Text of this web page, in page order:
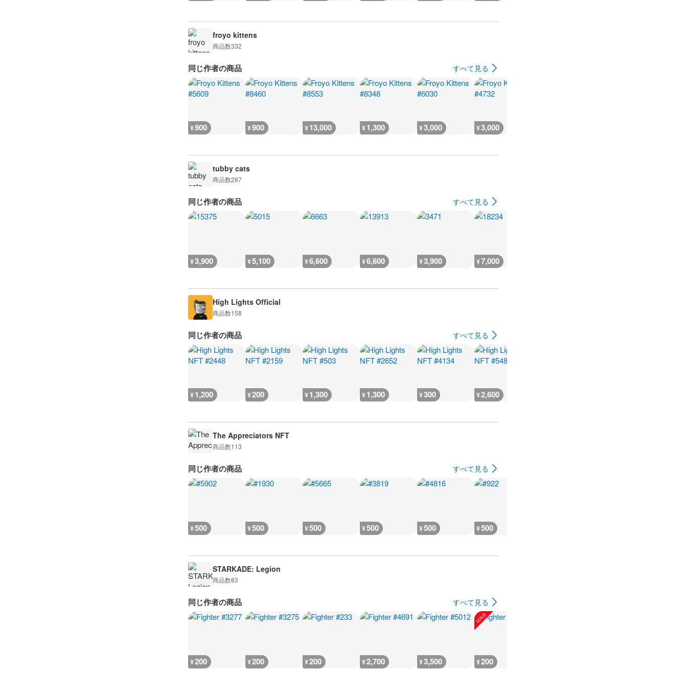
froyo kittens
商品数332
同じ作者の商品 すべて見る
¥900 ¥900 ¥13,000 ¥1,300 ¥3,000 ¥3,000
tubby cats
商品数287
同じ作者の商品 すべて見る
¥3,900 ¥5,100 ¥6,600 ¥6,600 ¥3,900 ¥7,000
High Lights Official
商品数158
同じ作者の商品 すべて見る
¥1,200 ¥200 ¥1,300 ¥1,300 ¥300 ¥2,600
The Appreciators NFT
商品数113
同じ作者の商品 すべて見る
¥500 ¥500 ¥500 ¥500 ¥500 ¥500
STARKADE: Legion
商品数83
同じ作者の商品 すべて見る
¥200 ¥200 ¥200 ¥2,700 ¥3,500 ¥200